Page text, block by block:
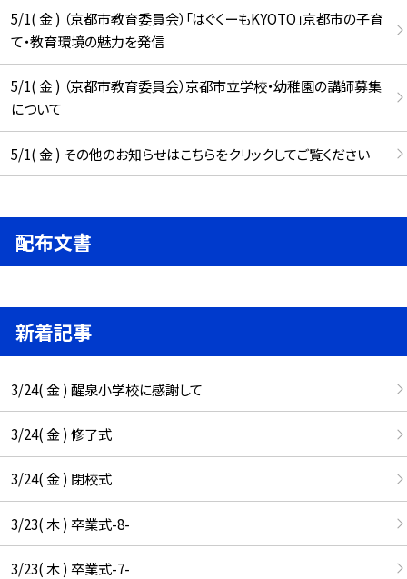
5/1( 金 ) （京都市教育委員会）「はぐくーもKYOTO」京都市の子育
て・教育環境の魅力を発信
5/1( 金 ) （京都市教育委員会）京都市立学校・幼稚園の講師募集
について
5/1( 金 ) その他のお知らせはこちらをクリックしてご覧ください
配布文書
新着記事
3/24( 金 ) 醒泉小学校に感謝して
3/24( 金 ) 修了式
3/24( 金 ) 閉校式
3/23( 木 ) 卒業式-8-
3/23( 木 ) 卒業式-7-